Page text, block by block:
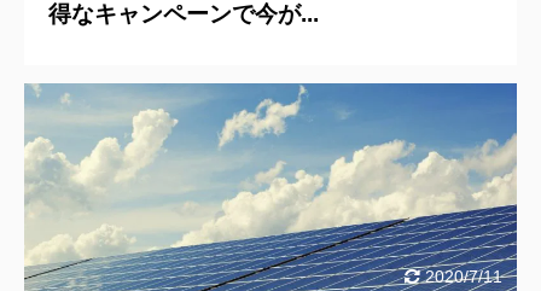
得なキャンペーンで今が...
2020/7/11